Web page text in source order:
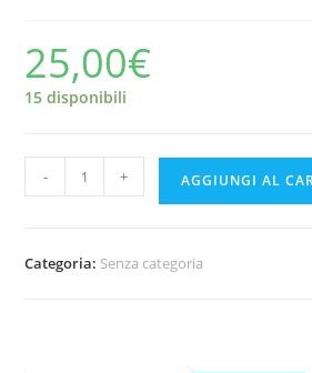
25,00€
15 disponibili
1060660
FINE
ALFASUD
- + AGGIUNGI AL
Categoria: Senza categoria